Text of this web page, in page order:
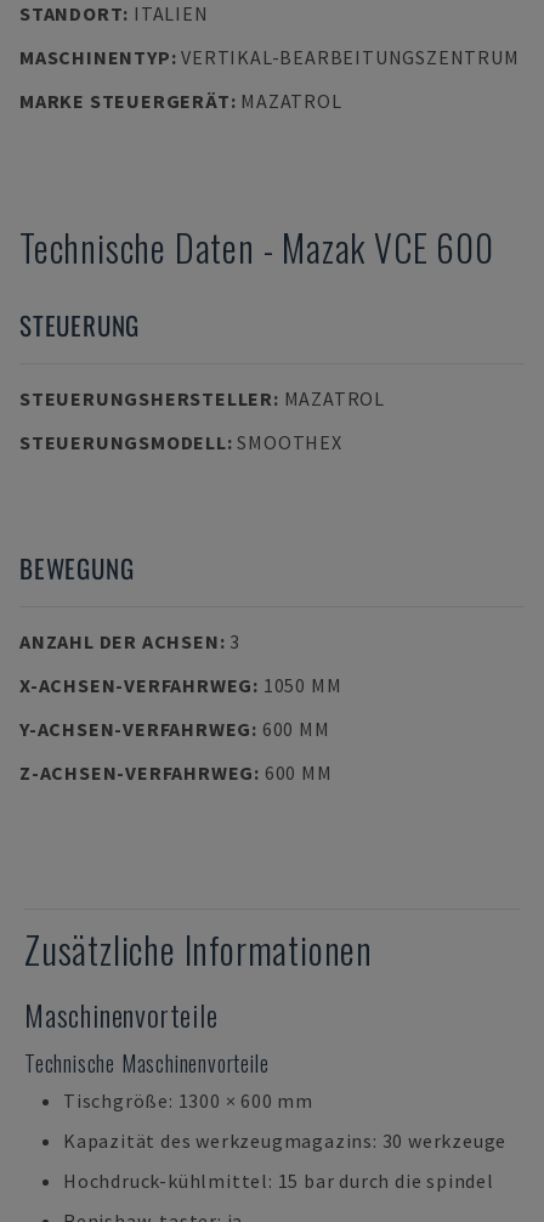
STANDORT: ITALIEN
MASCHINENTYP:VERTIKAL-BEARBEITUNGSZENTRUM
MARKE STEUERGERÄT: MAZATROL
Technische Daten - Mazak VCE 600
STEUERUNG
STEUERUNGSHERSTELLER: MAZATROL
STEUERUNGSMODELL:SMOOTHEX
BEWEGUNG
ANZAHL DER ACHSEN: 3
X-ACHSEN-VERFAHRWEG: 1050 MM
Y-ACHSEN-VERFAHRWEG: 600 MM
Z-ACHSEN-VERFAHRWEG: 600 MM
Zusätzliche Informationen
Maschinenvorteile
Technische Maschinenvorteile
Tischgröße: 1300 × 600 mm
Kapazität des werkzeugmagazins: 30 werkzeuge
Hochdruck-kühlmittel: 15 bar durch die spindel